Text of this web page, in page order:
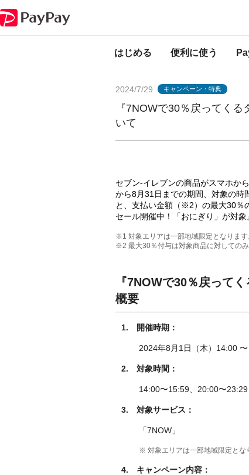
はじめる 便利に使う
2024/7/29 キャンペーン・特典
『7NOWで30％戻ってく
いて
セブン-イレブンの商品がスマホか
から8月31日までの期間、対象の時
と、支払い金額（※2）の最大30％
セール開催中！「おにぎり」が対
※1 対象エリアは一部地域限定となります
※2 最大30％付与は対象商品に対してのみ
『7NOWで30％戻って
概要
1. 開催時期：
2024年8月1日（木）14:00
2. 対象時間：
14:00〜15:59、20:00〜23:29
3. 対象サービス：
「7NOW」
※ 対象エリアは一部地域限定とな
4. キャンペーン内容 ：